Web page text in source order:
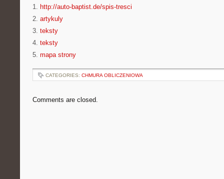
1. http://auto-baptist.de/spis-tresci
2. artykuly
3. teksty
4. teksty
5. mapa strony
CATEGORIES: CHMURA OBLICZENIOWA
Comments are closed.